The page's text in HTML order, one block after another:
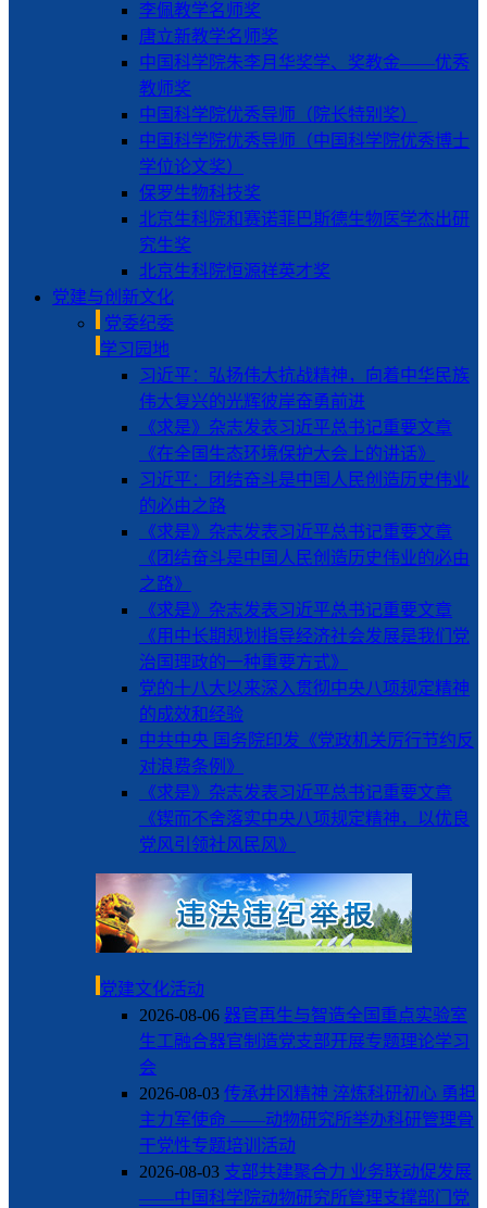
李佩教学名师奖
唐立新教学名师奖
中国科学院朱李月华奖学、奖教金——优秀
教师奖
中国科学院优秀导师（院长特别奖）
中国科学院优秀导师（中国科学院优秀博士
学位论文奖）
保罗生物科技奖
北京生科院和赛诺菲巴斯德生物医学杰出研
究生奖
北京生科院恒源祥英才奖
党建与创新文化
党委纪委
学习园地
习近平：弘扬伟大抗战精神，向着中华民族
伟大复兴的光辉彼岸奋勇前进
《求是》杂志发表习近平总书记重要文章
《在全国生态环境保护大会上的讲话》
习近平：团结奋斗是中国人民创造历史伟业
的必由之路
《求是》杂志发表习近平总书记重要文章
《团结奋斗是中国人民创造历史伟业的必由
之路》
《求是》杂志发表习近平总书记重要文章
《用中长期规划指导经济社会发展是我们党
治国理政的一种重要方式》
党的十八大以来深入贯彻中央八项规定精神
的成效和经验
中共中央 国务院印发《党政机关厉行节约反
对浪费条例》
《求是》杂志发表习近平总书记重要文章
《锲而不舍落实中央八项规定精神，以优良
党风引领社风民风》
党建文化活动
2026-08-06 器官再生与智造全国重点实验室
生工融合器官制造党支部开展专题理论学习
会
2026-08-03 传承井冈精神 淬炼科研初心 勇担
主力军使命 ——动物研究所举办科研管理骨
干党性专题培训活动
2026-08-03 支部共建聚合力 业务联动促发展
——中国科学院动物研究所管理支撑部门党